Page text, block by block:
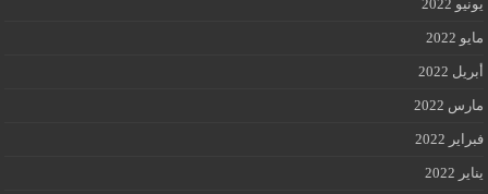
يونيو 2022
مايو 2022
أبريل 2022
مارس 2022
فبراير 2022
يناير 2022